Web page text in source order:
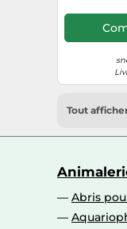
Tout
Abris